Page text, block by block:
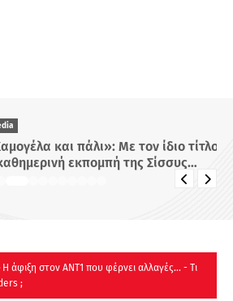
και πάλι»: Με τον ίδιο τίτλο
εκπομπή της Σίσσυς
Η άφιξη στον ΑΝΤ1 που φέρνει αλλαγές... - Τι
;